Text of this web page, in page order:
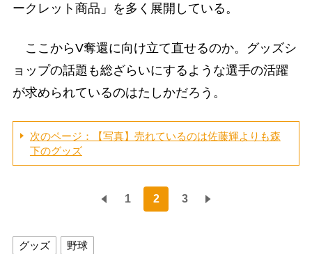
ークレット商品」を多く展開している。
ここからV奪還に向け立て直せるのか。グッズシ
ョップの話題も総ざらいにするような選手の活躍
が求められているのはたしかだろう。
次のページ：【写真】売れているのは佐藤輝よりも森
下のグッズ
1 2 3
グッズ 野球